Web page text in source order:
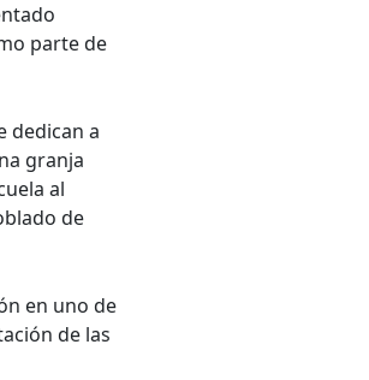
parte de
dedican a
granja
al
de
en uno de
de las